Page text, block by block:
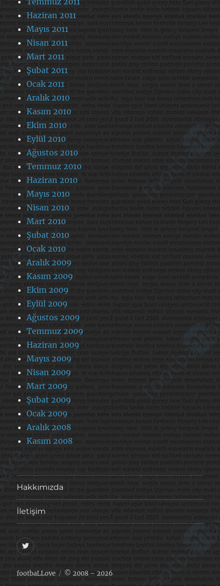
Haziran 2011
Mayıs 2011
Nisan 2011
Mart 2011
Şubat 2011
Ocak 2011
Aralık 2010
Kasım 2010
Ekim 2010
Eylül 2010
Ağustos 2010
Temmuz 2010
Haziran 2010
Mayıs 2010
Nisan 2010
Mart 2010
Şubat 2010
Ocak 2010
Aralık 2009
Kasım 2009
Ekim 2009
Eylül 2009
Ağustos 2009
Temmuz 2009
Haziran 2009
Mayıs 2009
Nisan 2009
Mart 2009
Şubat 2009
Ocak 2009
Aralık 2008
Kasım 2008
Hakkımızda
İletişim
@footballove
footbaLLove © 2008 – 2026